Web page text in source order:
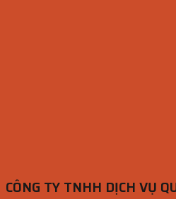
CÔNG TY TNHH DỊCH VỤ